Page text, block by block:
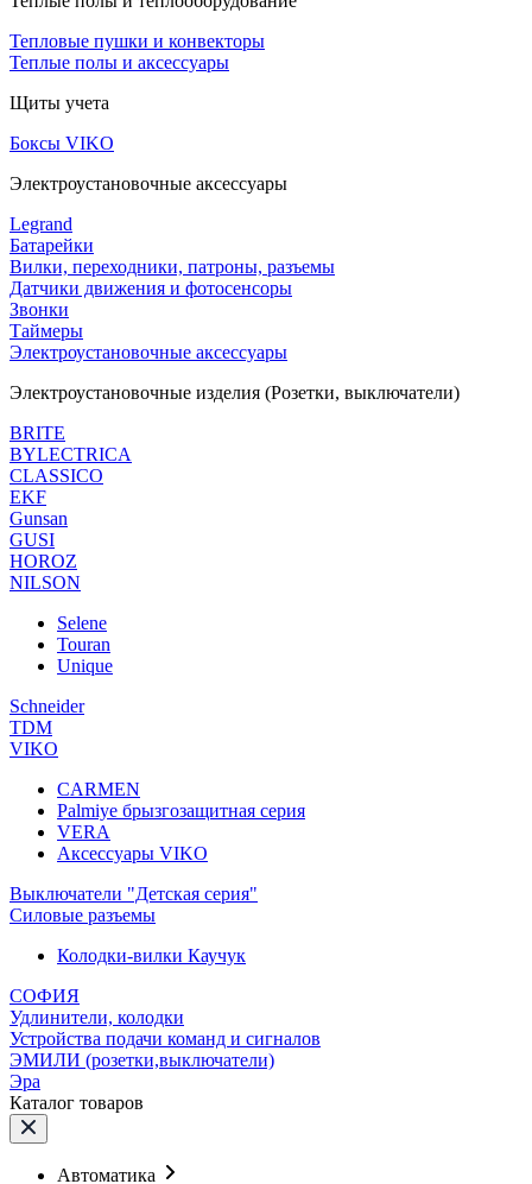
Тепловые пушки и конвекторы
Теплые полы и аксессуары
Щиты учета
Боксы VIKO
Электроустановочные аксессуары
Legrand
Батарейки
Вилки, переходники, патроны, разъемы
Датчики движения и фотосенсоры
Звонки
Таймеры
Электроустановочные аксессуары
Электроустановочные изделия (Розетки, выключатели)
BRITE
BYLECTRICA
CLASSICO
EKF
Gunsan
GUSI
HOROZ
NILSON
Selene
Touran
Unique
Schneider
TDM
VIKO
CARMEN
Palmiye брызгозащитная серия
VERA
Аксессуары VIKO
Выключатели "Детская серия"
Силовые разъемы
Колодки-вилки Каучук
СОФИЯ
Удлинители, колодки
Устройства подачи команд и сигналов
ЭМИЛИ (розетки,выключатели)
Эра
Каталог товаров
Автоматика